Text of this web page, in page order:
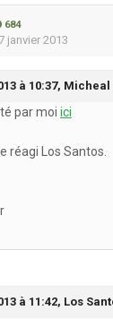
684
7 janvier 2013
à 10:37,
par moi ici
réagi Los Santos.
à 11:42, Los